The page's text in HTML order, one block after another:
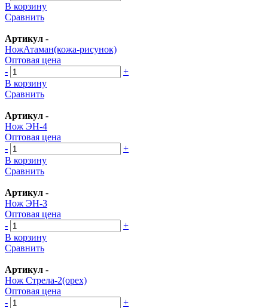
В корзину
Сравнить
Артикул -
НожАтаман(кожа-рисунок)
Оптовая цена
-
+
В корзину
Сравнить
Артикул -
Нож ЭН-4
Оптовая цена
-
+
В корзину
Сравнить
Артикул -
Нож ЭН-3
Оптовая цена
-
+
В корзину
Сравнить
Артикул -
Нож Стрела-2(орех)
Оптовая цена
-
+